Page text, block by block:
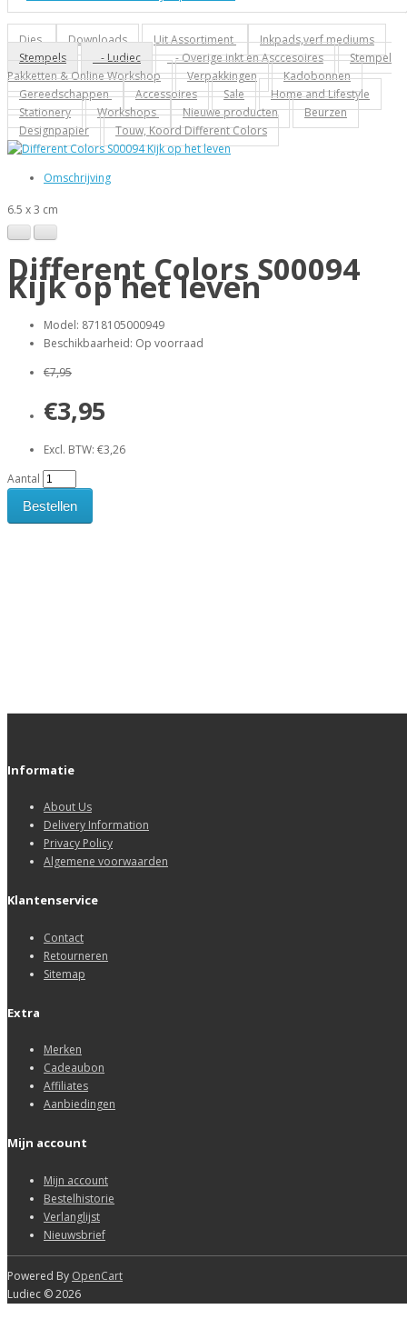
Dies Downloads Uit Assortiment
Inkpads,verf mediums
Stempels
- Ludiec - Overige inkt en Asccesoires
Stempel
Pakketten & Online Workshop
Verpakkingen
Kadobonnen
Gereedschappen
Accessoires Sale
Home and Lifestyle
Stationery
Workshops Nieuwe producten
Beurzen
Designpapier
Touw, Koord Different Colors
Omschrijving
6.5 x 3 cm
Different Colors S00094
Kijk op het leven
Model: 8718105000949
Beschikbaarheid: Op voorraad
€7,95
€3,95
Excl. BTW: €3,26
Aantal
Bestellen
Informatie
About Us
Delivery Information
Privacy Policy
Algemene voorwaarden
Klantenservice
Contact
Retourneren
Sitemap
Extra
Merken
Cadeaubon
Affiliates
Aanbiedingen
Mijn account
Mijn account
Bestelhistorie
Verlanglijst
Nieuwsbrief
Powered By OpenCart
Ludiec © 2026